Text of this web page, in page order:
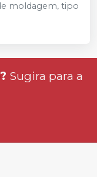
moldagem, tipo
Sugira para a